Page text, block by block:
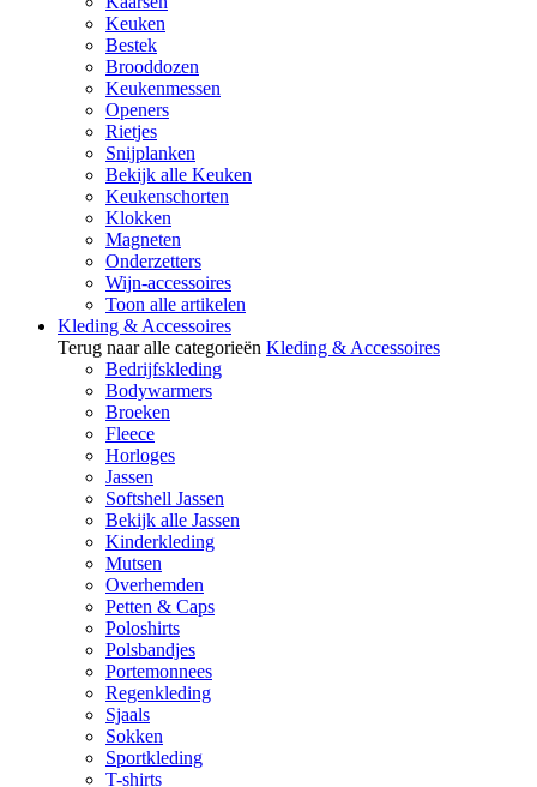
Keuken
Bestek
Brooddozen
Keukenmessen
Openers
Rietjes
Snijplanken
Bekijk alle Keuken
Keukenschorten
Klokken
Magneten
Onderzetters
Wijn-accessoires
Toon alle artikelen
Kleding & Accessoires
Terug naar alle categorieën Kleding & Accessoires
Bedrijfskleding
Bodywarmers
Broeken
Fleece
Horloges
Jassen
Softshell Jassen
Bekijk alle Jassen
Kinderkleding
Mutsen
Overhemden
Petten & Caps
Poloshirts
Polsbandjes
Portemonnees
Regenkleding
Sjaals
Sokken
Sportkleding
T-shirts